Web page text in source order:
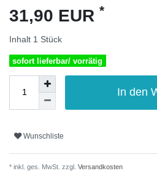
31,90 EUR *
Inhalt 1 Stück
sofort lieferbar/ vorrätig
In den
Wunschliste
* inkl. ges. MwSt. zzgl. Versandkosten